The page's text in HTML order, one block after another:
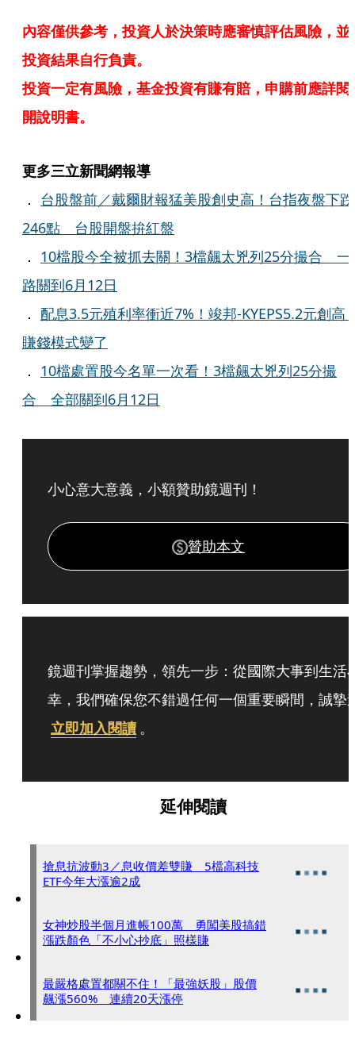
內容僅供參考，投資人於決策時應審慎評估風險，並
投資結果自行負責。
投資一定有風險，基金投資有賺有賠，申購前應詳閱
開說明書。
更多三立新聞網報導
． 台股盤前／戴爾財報猛美股創史高！台指夜盤下跌
246點 台股開盤拚紅盤
． 10檔股今全被抓去關！3檔飆太兇列25分撮合 一
路關到6月12日
． 配息3.5元殖利率衝近7%！竣邦-KYEPS5.2元創
賺錢模式變了
． 10檔處置股今名單一次看！3檔飆太兇列25分撮
合 全部關到6月12日
小心意大意義，小額贊助鏡週刊！
贊助本文
鏡週刊掌握趨勢，領先一步：從國際大事到生活
幸，我們確保您不錯過任何一個重要瞬間，誠摯
立即加入閱讀 。
延伸閱讀
搶息抗波動3／息收價差雙賺 5檔高科技
ETF今年大漲逾2成
女神炒股半個月進帳100萬 勇闖美股搞錯
漲跌顏色「不小心抄底」照樣賺
最嚴格處置都關不住！「最強妖股」股價
飆漲560% 連續20天漲停